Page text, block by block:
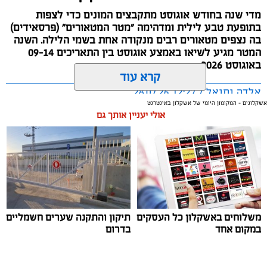
מדי שנה בחודש אוגוסט מתקבצים המונים כדי לצפות
בתופעת טבע לילית ומדהימה "מטר המטאורים" (פרסאידים)
בה נצפים מטאורים רבים מנקודה אחת בשמי הלילה. השנה
המטר מגיע לשיאו באמצע אוגוסט בין התאריכים 09-14
באוגוסט 2026.
אלדה נתנאל / 12:27 28.07.26
תגים:מטר המטאורים
כשהשמש שוקעת והשמיים מתכסים באלפי כוכבים, הטבע
מציג את אחד המופעים המרהיבים של השנה - מטר
קרא עוד
אשקלונים - המקומון היומי של אשקלון באינטרנט
אולי יעניין אותך גם
משלוחים באשקלון כל העסקים
במקום אחד
תיקון והתקנה שערים חשמליים
בדרום